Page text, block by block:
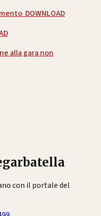
DOWNLOAD
alla gara non
con il portale del